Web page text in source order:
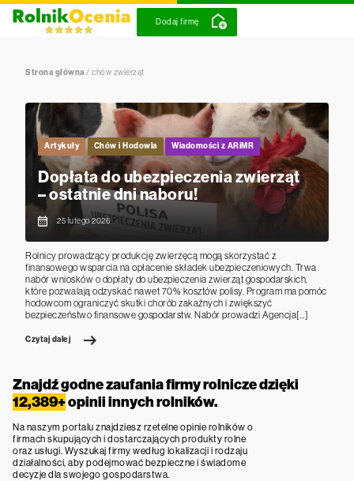
Dodaj firmę
Strona główna / chów zwierząt
Artykuły Chów i Hodowla Wiadomości z ARiMR
Dopłata do ubezpieczenia zwierząt
– ostatnie dni naboru!
25 lutego 2026
Rolnicy prowadzący produkcję zwierzęcą mogą skorzystać z
finansowego wsparcia na opłacenie składek ubezpieczeniowych. Trwa
nabór wniosków o dopłaty do ubezpieczenia zwierząt gospodarskich,
które pozwalają odzyskać nawet 70% kosztów polisy. Program ma pomóc
hodowcom ograniczyć skutki chorób zakaźnych i zwiększyć
bezpieczeństwo finansowe gospodarstw. Nabór prowadzi Agencja[…]
Czytaj dalej
Znajdź godne zaufania firmy rolnicze dzięki
12,389+opinii innych rolników.
Na naszym portalu znajdziesz rzetelne opinie rolników o
firmach skupujących i dostarczających produkty rolne
oraz usługi. Wyszukaj firmy według lokalizacji i rodzaju
działalności, aby podejmować bezpieczne i świadome
decyzje dla swojego gospodarstwa.